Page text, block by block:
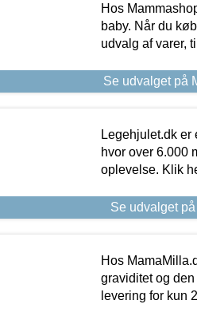
Hos
baby. Når du
udvalg af varer,
Se udvalget på
Legehjulet.dk
hvor over 6.000
oplevelse. Klik
Se udvalget
Hos
graviditet og
levering for kun